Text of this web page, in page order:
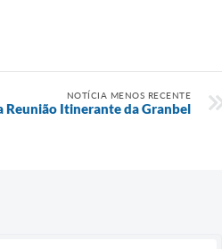
NOTÍCIA MENOS RECENTE
Reunião Itinerante da Granbel